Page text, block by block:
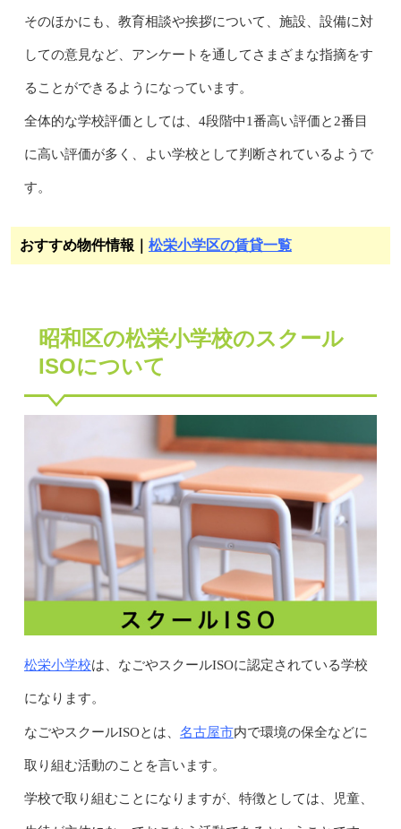
そのほかにも、教育相談や挨拶について、施設、設備に対
しての意見など、アンケートを通してさまざまな指摘をす
ることができるようになっています。
全体的な学校評価としては、4段階中1番高い評価と2番目
に高い評価が多く、よい学校として判断されているようで
す。
おすすめ物件情報｜ 松栄小学区の賃貸一覧
昭和区の松栄小学校のスクール
ISOについて
松栄小学校は、なごやスクールISOに認定されている学校
になります。
なごやスクールISOとは、 名古屋市内で環境の保全などに
取り組む活動のことを言います。
学校で取り組むことになりますが、特徴としては、児童、